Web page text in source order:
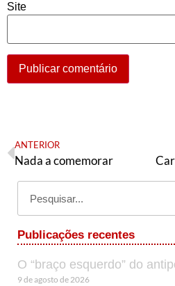
Site
ANTERIOR
Nada a comemorar
Publicações recentes
O “braço esquerdo” do
9 de agosto de 2026